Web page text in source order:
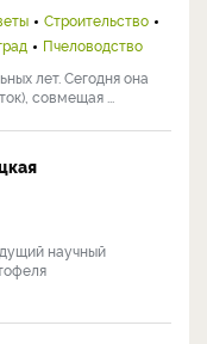
Строительство
Пчеловодство
лет. Сегодня она
совмещая ...
научный